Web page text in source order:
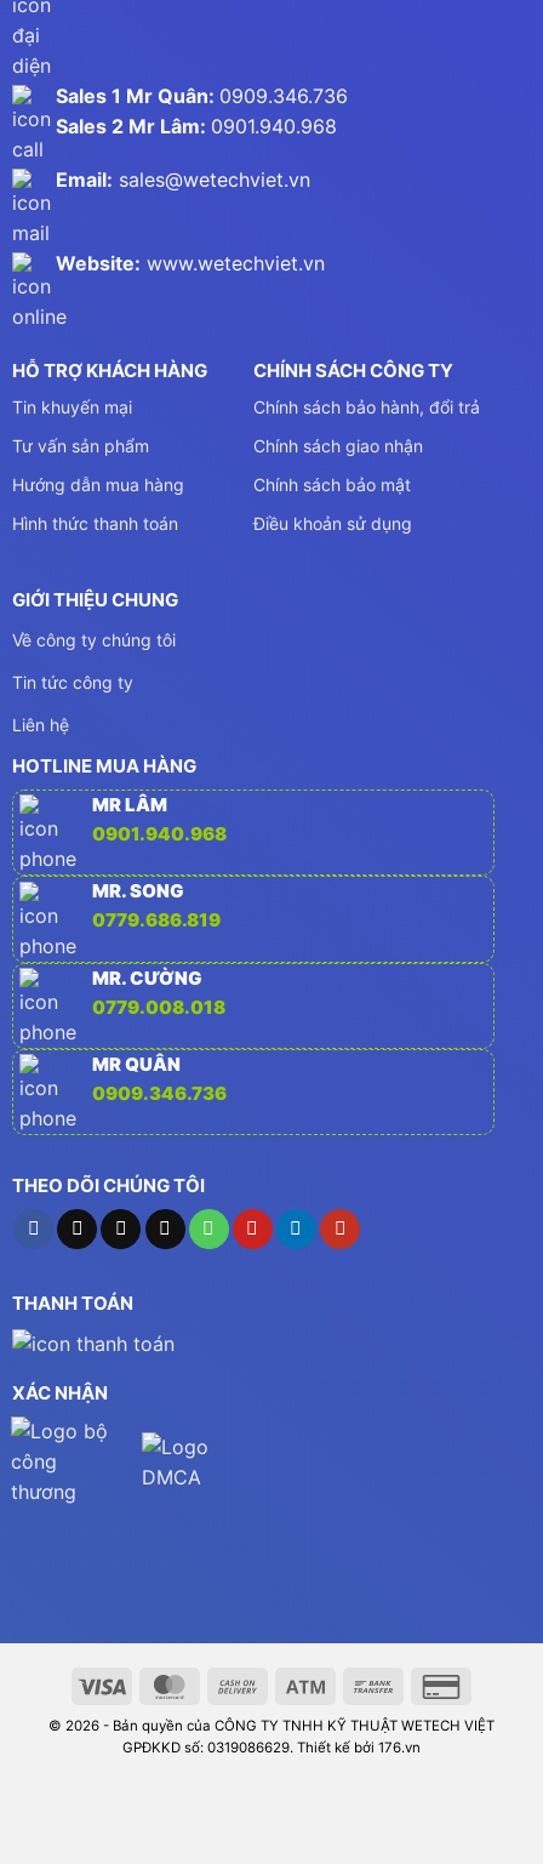
Sales 1 Mr Quân: 0909.346.736
Sales 2 Mr Lâm: 0901.940.968
Email: sales@wetechviet.vn
Website: www.wetechviet.vn
HỖ TRỢ KHÁCH HÀNG
Tin khuyến mại
Tư vấn sản phẩm
Hướng dẫn mua hàng
Hình thức thanh toán
CHÍNH SÁCH CÔNG TY
Chính sách bảo hành, đổi trả
Chính sách giao nhận
Chính sách bảo mật
Điều khoản sử dụng
GIỚI THIỆU CHUNG
Về công ty chúng tôi
Tin tức công ty
Liên hệ
HOTLINE MUA HÀNG
MR LÂM
0901.940.968
MR. SONG
0779.686.819
MR. CƯỜNG
0779.008.018
MR QUÂN
0909.346.736
THEO DÕI CHÚNG TÔI
THANH TOÁN
XÁC NHẬN
© 2026 - Bản quyền của CÔNG TY TNHH KỸ THUẬT WETECH VIỆT
GPĐKKD số: 0319086629. Thiết kế bởi 176.vn